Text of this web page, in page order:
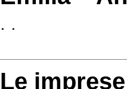
. .
Le